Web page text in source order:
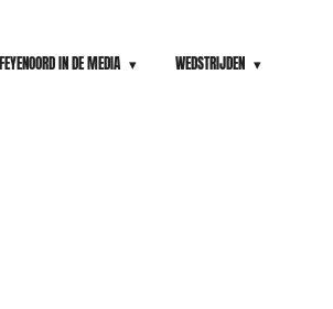
FEYENOORD IN DE MEDIA WEDSTRIJDEN